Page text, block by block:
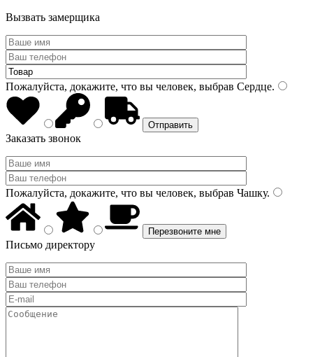
Вызвать замерщика
Пожалуйста, докажите, что вы человек, выбрав Сердце.
Заказать звонок
Пожалуйста, докажите, что вы человек, выбрав Чашку.
Письмо директору